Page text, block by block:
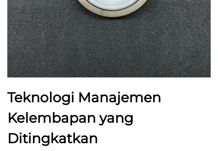
Teknologi Manajemen
Kelembapan yang
Ditingkatkan